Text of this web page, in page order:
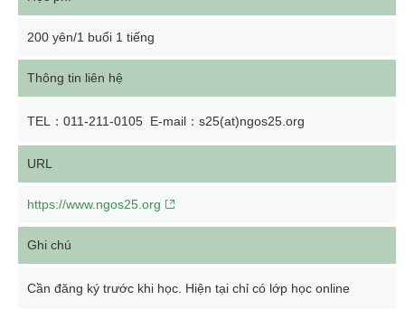
200 yên/1 buổi 1 tiếng
Thông tin liên hệ
TEL：011-211-0105 E-mail：s25(at)ngos25.org
URL
https://www.ngos25.org
Ghi chú
Cần đăng ký trước khi học. Hiện tại chỉ có lớp học online